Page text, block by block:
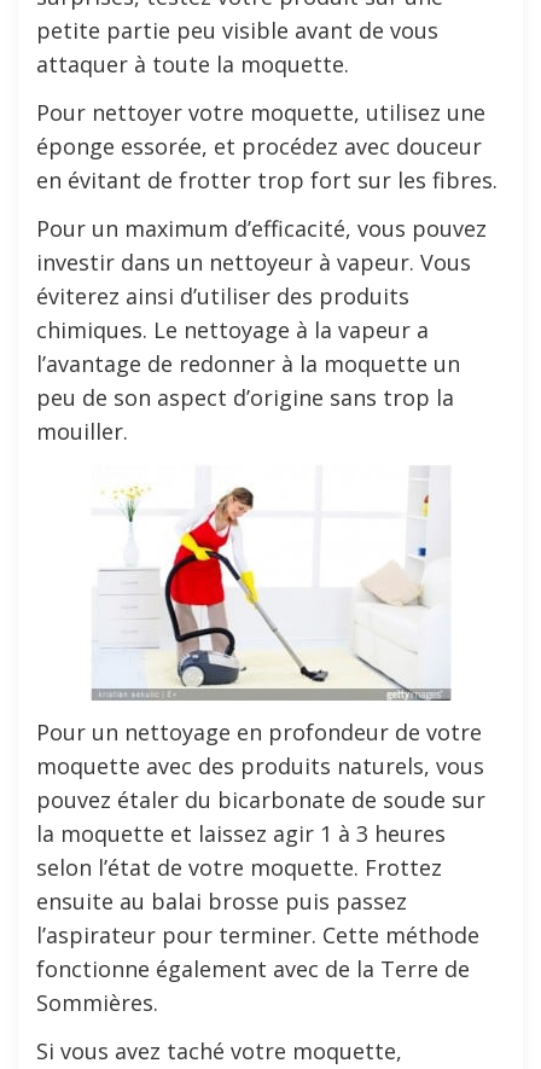
petite partie peu visible avant de vous
attaquer à toute la moquette.
Pour nettoyer votre moquette, utilisez une
éponge essorée, et procédez avec douceur
en évitant de frotter trop fort sur les fibres.
Pour un maximum d’efficacité, vous pouvez
investir dans un nettoyeur à vapeur. Vous
éviterez ainsi d’utiliser des produits
chimiques. Le nettoyage à la vapeur a
l’avantage de redonner à la moquette un
peu de son aspect d’origine sans trop la
mouiller.
Pour un nettoyage en profondeur de votre
moquette avec des produits naturels, vous
pouvez étaler du bicarbonate de soude sur
la moquette et laissez agir 1 à 3 heures
selon l’état de votre moquette. Frottez
ensuite au balai brosse puis passez
l’aspirateur pour terminer. Cette méthode
fonctionne également avec de la Terre de
Sommières.
Si vous avez taché votre moquette,